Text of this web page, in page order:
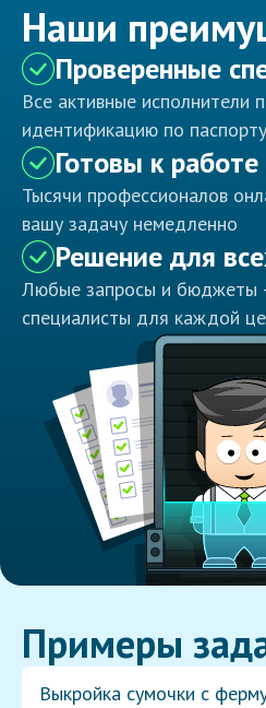
Наши
Проверенные
Все активные исполнители
идентификацию по паспорту
Готовы к
Тысячи профессионалов
вашу задачу немедленно
Решение для
Любые запросы и бюджеты
специалисты для каждой
Примеры
Выкройка сумочки с